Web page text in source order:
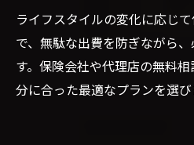
ライフスタイルの変化に応じ
で、無駄な出費を防ぎながら
す。保険会社や代理店の無料
分に合った最適なプランを選び